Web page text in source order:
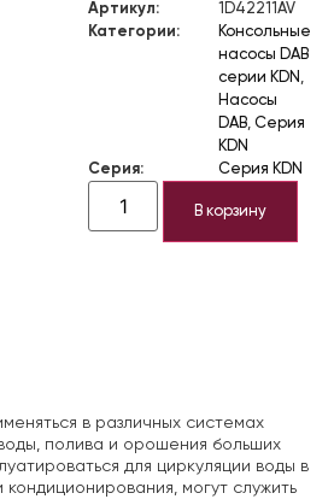
Артикул:
1D42211AV
Категории:
Консольные
насосы DAB
серии KDN ,
Насосы
DAB, Серия
KDN
Серия:
Серия KDN
В корзину
в различных системах
полива и орошения больших
для циркуляции воды в
могут служить